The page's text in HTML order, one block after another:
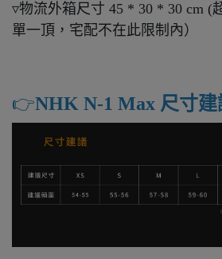
▿物流外箱尺寸 45 * 30 * 30 cm (
單一頂，宅配不在此限制內）
👉️NHK N-1 Max 尺寸建